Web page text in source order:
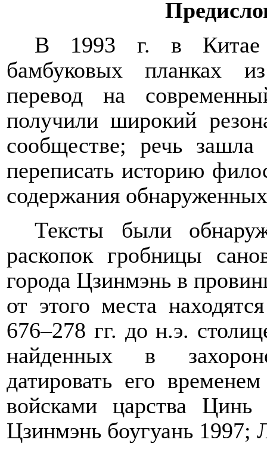
В 1993 г. в Китае
бамбуковых планках
перевод на
получили широкий
сообществе; речь
переписать историю
содержания
Тексты были
раскопок гробницы
города Цзинмэнь в
от этого места
676–278 гг. до н.э.
найденных в
датировать его
войсками царства
Цзинмэнь боугуань 1997;